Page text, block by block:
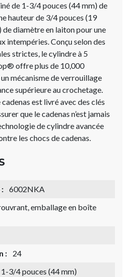
de 1-3/4 pouces (44 mm) de
hauteur de 3/4 pouces (19
diamètre en laiton pour une
intempéries. Conçu selon des
strictes, le cylindre à 5
offre plus de 10,000
mécanisme de verrouillage
supérieure au crochetage.
est livré avec des clés
que le cadenas n’est jamais
de cylindre avancée
les chocs de cadenas.
6002NKA
emballage en boîte
:
24
1-3/4 pouces (44 mm)